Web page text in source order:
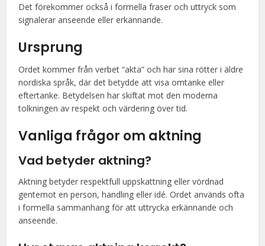
Det förekommer också i formella fraser och uttryck som
signalerar anseende eller erkännande.
Ursprung
Ordet kommer från verbet “akta” och har sina rötter i äldre
nordiska språk, där det betydde att visa omtanke eller
eftertanke. Betydelsen har skiftat mot den moderna
tolkningen av respekt och värdering över tid.
Vanliga frågor om aktning
Vad betyder aktning?
Aktning betyder respektfull uppskattning eller vördnad
gentemot en person, handling eller idé. Ordet används ofta
i formella sammanhang för att uttrycka erkännande och
anseende.